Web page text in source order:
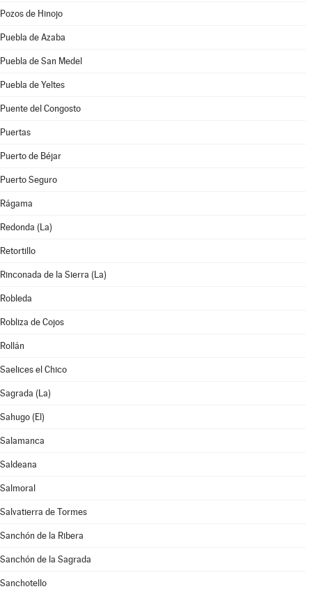
Pozos de Hinojo
Puebla de Azaba
Puebla de San Medel
Puebla de Yeltes
Puente del Congosto
Puertas
Puerto de Béjar
Puerto Seguro
Rágama
Redonda (La)
Retortillo
Rinconada de la Sierra (La)
Robleda
Robliza de Cojos
Rollán
Saelices el Chico
Sagrada (La)
Sahugo (El)
Salamanca
Saldeana
Salmoral
Salvatierra de Tormes
Sanchón de la Ribera
Sanchón de la Sagrada
Sanchotello